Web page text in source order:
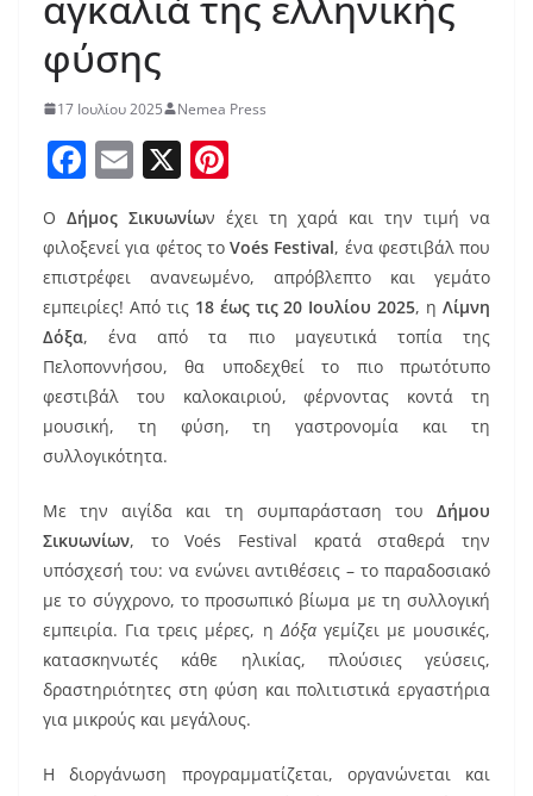
φύσης
17 Ιουλίου 2025 Nemea Press
F
c
e
b
o
o
k
E
ai
X
nt
er
e
st
Ο Δήμος Σικυωνίων έχει τη χαρά και την τιμή να
φιλοξενεί για φέτος το Voés Festival, ένα φεστιβάλ που
επιστρέφει ανανεωμένο, απρόβλεπτο και γεμάτο
εμπειρίες! Από τις 18 έως τις 20 Ιουλίου 2025, ηΛίμνη
Δόξα, ένα από τα πιο μαγευτικά τοπία της
Πελοποννήσου, θα υποδεχθεί το πιο πρωτότυπο
φεστιβάλ του καλοκαιριού, φέρνοντας κοντά τη
μουσική, τη φύση, τη γαστρονομία και τη
συλλογικότητα.
Με την αιγίδα και τη συμπαράσταση του Δήμου
Σικυωνίων, το Voés Festival κρατά σταθερά την
υπόσχεσή του: να ενώνει αντιθέσεις – το παραδοσιακό
με το σύγχρονο, το προσωπικό βίωμα με τη συλλογική
εμπειρία. Για τρεις μέρες, ηΔόξαγεμίζει με μουσικές,
κατασκηνωτές κάθε ηλικίας, πλούσιες γεύσεις,
δραστηριότητες στη φύση και πολιτιστικά εργαστήρια
για μικρούς και μεγάλους.
Η διοργάνωση προγραμματίζεται, οργανώνεται και